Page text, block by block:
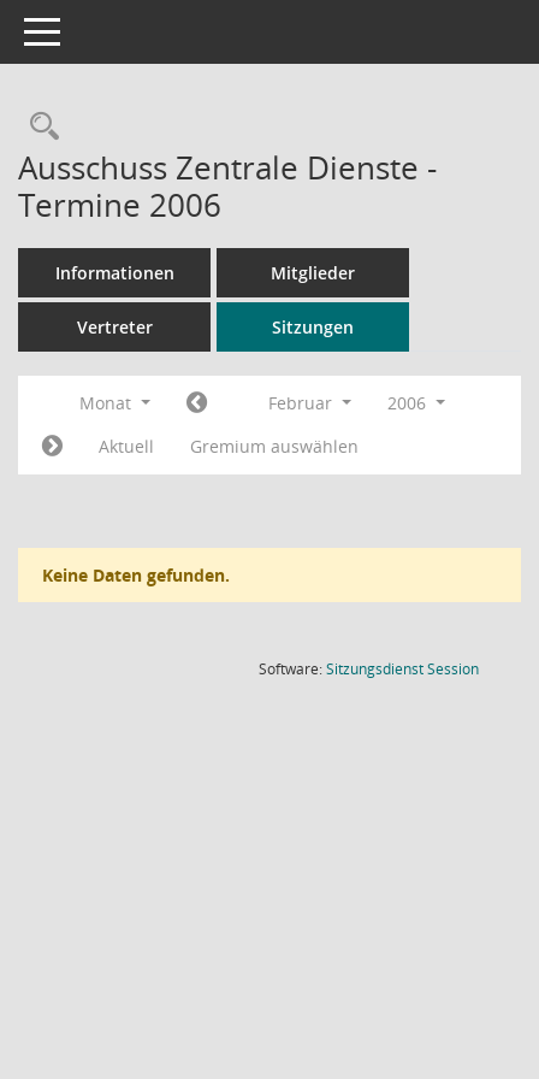
Toggle navigation
Rechercheauswahl
Ausschuss Zentrale Dienste -
Termine 2006
Informationen Mitglieder
Vertreter Sitzungen
Monat Februar
2006
Aktuell
Gremium auswählen
Keine Daten gefunden.
Software:SitzungsdienstSession(Wird in